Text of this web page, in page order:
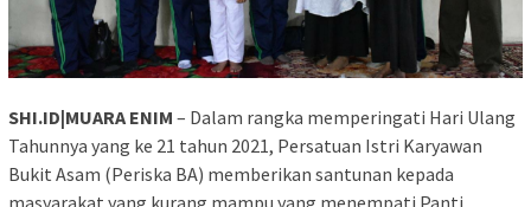
SHI.ID|MUARA ENIM – Dalam rangka memperingati Hari Ulang
Tahunnya yang ke 21 tahun 2021, Persatuan Istri Karyawan
Bukit Asam (Periska BA) memberikan santunan kepada
masyarakat yang kurang mampu yang menempati Panti